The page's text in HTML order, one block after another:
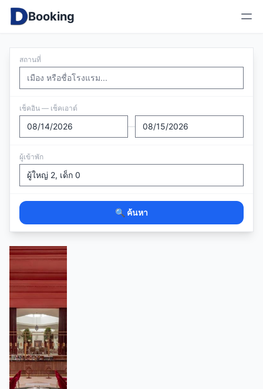
Booking
สถานที่
เช็คอิน — เช็คเอาต์
—
ผู้เข้าพัก
🔍 ค้นหา